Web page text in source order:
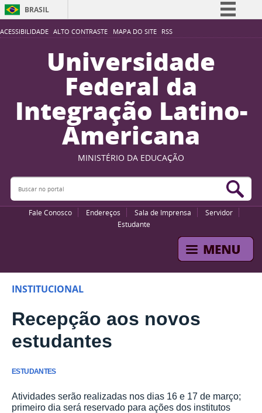
ACESSIBILIDADE ALTO CONTRASTE MAPA DO SITE RSS
BRASIL
Simplifique!
Participe
Acesso à informação
Legislação
Canais
Universidade
Federal da
Integração Latino-
Americana
MINISTÉRIO DA EDUCAÇÃO
Buscar no portal
Fale Conosco Endereços Sala de Imprensa
Servidor
Estudante
INSTITUCIONAL
Recepção aos novos
estudantes
ESTUDANTES
Atividades serão realizadas nos dias 16 e 17 de março;
primeiro dia será reservado para ações dos institutos